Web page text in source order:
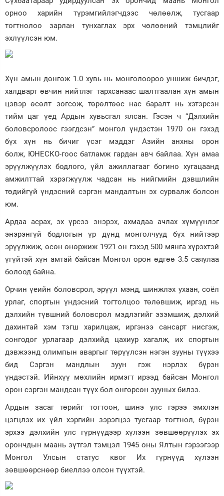
орноо харийн түрэмгийлэгчдээс чөлөөлж, тусгаар
тогтнолоо зарлан тунхаглах эрх чөлөөний тэмцлийг
эхлүүлсэн юм.
Хүн амын дөнгөж 1.0 хувь нь монголоороо уншиж бичдэг,
халдварт өвчин нийтлэг тархсанаас шалтгаалан хүн амын
цэвэр өсөлт зогсож, төрөлтөөс нас баралт нь хэтэрсэн
тийм цаг үед Ардын хувьсгал ялсан. Гэсэн ч “Дэлхийн
боловсролоос гээгдсэн” монгол үндэстэн 1970 он гэхэд
бүх хүн нь бичиг үсэг мэддэг Азийн анхны орон
болж, ЮНЕСКО-гоос батламж гардан авч байлаа. Хүн амаа
эрүүлжүүлэх бодлого, үйл ажиллагааг богино хугацаанд
амжилттай хэрэгжүүлж чадсан нь нийгмийн дэвшлийн
төдийгүй үндэсний сэргэн мандалтын эх сурвалж болсон
юм.
Ардаа асрах, эх үрсээ энэрэх, ахмадаа ачлах хүмүүнлэг
энэрэнгүй бодлогын үр дүнд монголчууд бүх нийтээр
эрүүлжиж, өсөн өнөржиж 1921 он гэхэд 500 мянга хүрэхтэй
үгүйтэй хүн амтай байсан Монгол орон өдгөө 3.5 саяулаа
болоод байна.
Орчин үеийн боловсрол, эрүүл мэнд, шинжлэх ухаан, соёл
урлаг, спортын үндэсний тогтолцоо төлөвшиж, иргэд нь
дэлхийн түвшний боловсрол мэдлэгийг эзэмшиж, дэлхий
дахинтай хэм тэгш харилцаж, иргэнээ сансарт нисгэж,
сонгодог урлагаар дэлхийд цахиур хагалж, их спортын
дэвжээнд олимпын аваргыг төрүүлсэн нэгэн зууны түүхээ
бид Сэргэн мандлын зуун гэж нэрлэх бүрэн
үндэстэй. Ийнхүү мөхлийн ирмэгт ирээд байсан Монгол
орон сэргэн мандсан түүх бол өнгөрсөн зууных билээ.
Ардын засаг төрийг тогтоон, шинэ улс гэрээ эмхлэн
цэгцлэх их үйл хэргийн зэрэгцээ тусгаар тогтнол, бүрэн
эрхээ дэлхийн улс гүрнүүдээр хүлээн зөвшөөрүүлэх эх
орончдын маань зүтгэл тэмцэл 1945 оны Ялтын гэрээгээр
Монгол Улсын статус квог Их гүрнүүд хүлээн
зөвшөөрснөөр биеллээ олсон түүхтэй.